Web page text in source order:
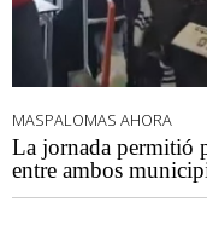
MASPALOMAS AHORA
La jornada permitió
entre ambos